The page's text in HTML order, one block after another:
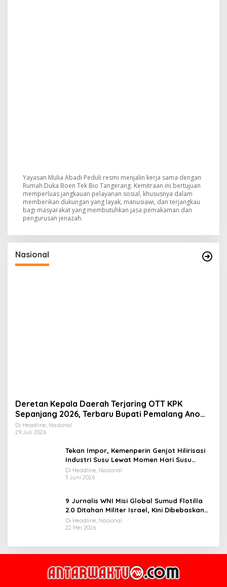
Yayasan Mulia Abadi Peduli resmi menjalin kerja sama dengan
Rumah Duka Boen Tek Bio Tangerang. Kemitraan ini bertujuan
memperluas jangkauan pelayanan sosial, khususnya dalam
memberikan dukungan yang layak, manusiawi, dan terjangkau
bagi masyarakat yang membutuhkan jasa pemakaman dan
pengurusan jenazah.
Nasional
Deretan Kepala Daerah Terjaring OTT KPK
Sepanjang 2026, Terbaru Bupati Pemalang Anom
Widiyantoro
Di Headline, Nasional
29 Juli 2026
Tekan Impor, Kemenperin Genjot Hilirisasi
Industri Susu Lewat Momen Hari Susu
Nusantara 2026
Di Headline, Nasional
3 Juni 2026
9 Jurnalis WNI Misi Global Sumud Flotilla
2.0 Ditahan Militer Israel, Kini Dibebaskan
dan Dievakuasi ke Istanbul
Di Headline, Nasional
22 Mei 2026